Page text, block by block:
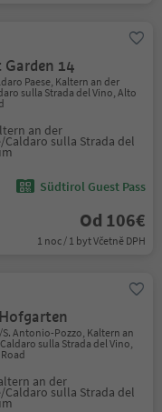
14
Paese, Kaltern an der
sulla Strada del Vino, Alto
an der
Caldaro sulla Strada del
Südtirol Guest Pass
Od 106€
1 noc / 1 byt Včetně DPH
Antonio-Pozzo, Kaltern an
sulla Strada del Vino,
an der
Caldaro sulla Strada del